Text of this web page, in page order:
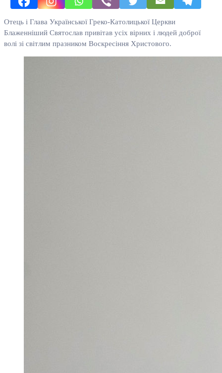
Отець і Глава Української Греко-Католицької Церкви
Блаженніший Святослав привітав усіх вірних і людей доброї
волі зі світлим празником Воскресіння Христового.